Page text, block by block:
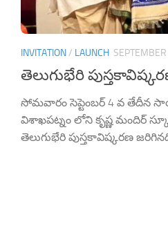
INVITATION/ LAUNCH
తెలుగుభేరి
సోమవారం సెప్టెంబర్ 4 వ తేదీన
విశాఖపట్నం లోని కృష్ణ మందిర్
తెలుగుభేరి పుస్తకావిష్కరణ